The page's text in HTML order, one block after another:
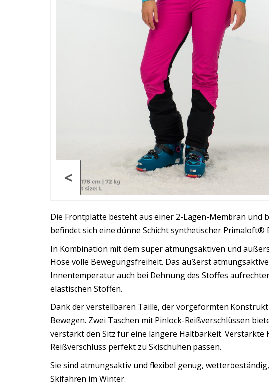
<
Die Frontplatte besteht aus einer 2-Lagen-Membran und
befindet sich eine dünne Schicht synthetischer
In Kombination mit dem super atmungsaktiven und
Hose volle Bewegungsfreiheit. Das äußerst
Innentemperatur auch bei Dehnung des Stoffes
elastischen Stoffen.
Dank der verstellbaren Taille, der vorgeformten
Bewegen. Zwei Taschen mit Pinlock-Reißverschlüssen
verstärkt den Sitz für eine längere Haltbarkeit. Verstärkte
Reißverschluss perfekt zu Skischuhen passen.
Sie sind atmungsaktiv und flexibel genug,
Skifahren im Winter.